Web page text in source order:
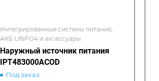
Интегрированные системы питания,
АКБ LifePO4 и аксессуары
Наружный источник питания
IPT483000ACOD
Под заказ